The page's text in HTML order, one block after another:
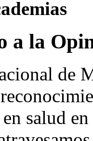
a la
de
salud